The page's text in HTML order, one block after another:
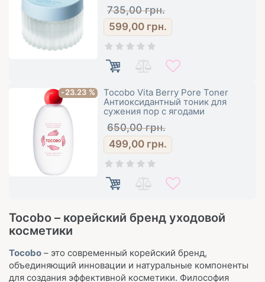
735,00 грн.
599,00 грн.
-23.23 %
Tocobo Vita Berry Pore Toner
Антиоксидантный тоник для
сужения пор с ягодами
650,00 грн.
499,00 грн.
Tocobo – корейский бренд уходовой
косметики
Tocobo – это современный корейский бренд,
объединяющий инновации и натуральные компоненты
для создания эффективной косметики. Философия